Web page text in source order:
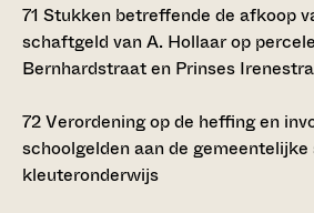
71 Stukken betreffende de afkoop
schaftgeld van A. Hollaar op
Bernhardstraat en Prinses
72Verordening op de heffing en
schoolgelden aan de
kleuteronderwijs